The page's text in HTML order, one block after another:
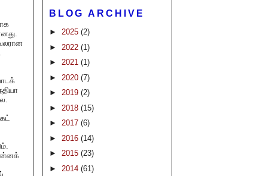
BLOG ARCHIVE
► 2025 (2)
► 2022 (1)
► 2021 (1)
► 2020 (7)
► 2019 (2)
► 2018 (15)
► 2017 (6)
► 2016 (14)
► 2015 (23)
► 2014 (61)